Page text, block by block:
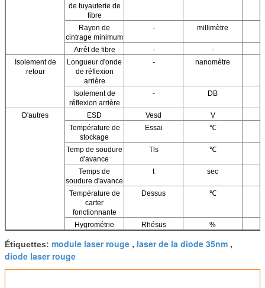
de tuyauterie de
fibre
Rayon de
cintrage minimum
- millimètre
Arrêt de fibre -
-
Isolement de
retour
Longueur d'onde
de réflexion
arrière
- nanomètre
Isolement de
réflexion arrière
- DB
D'autres ESD Vesd
V
Température de
stockage
Essai ℃
Temp de soudure
d'avance
Tls ℃
Temps de
soudure d'avance
t sec
Température de
carter
fonctionnante
Dessus ℃
Hygrométrie Rhésus %
Étiquettes: module laser rouge , laser de la diode 35nm ,
diode laser rouge